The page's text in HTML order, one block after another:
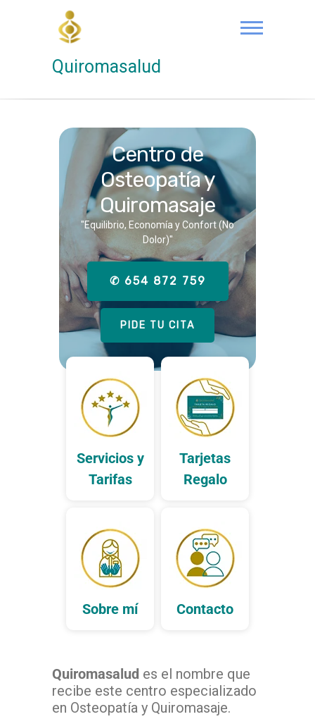
Quiromasalud
✆ 654 872 759
PIDE TU CITA
Centro de
Osteopatía y
Quiromasaje
"Equilibrio, Economía y Confort (No
Dolor)"
Servicios y
Tarifas
Tarjetas
Regalo
Sobre mí Contacto
Quiromasalud es el nombre que
recibe este centro especializado
en Osteopatía y Quiromasaje.